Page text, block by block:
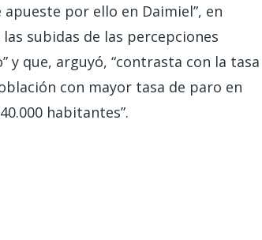
por ello en Daimiel”, en
subidas de las percepciones
y que, arguyó, “contrasta con la tasa
con mayor tasa de paro en
habitantes”.